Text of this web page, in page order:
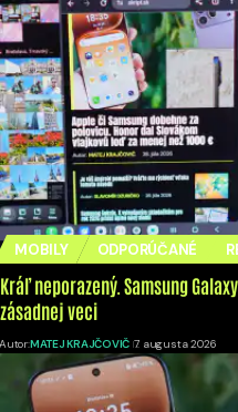
MOBILY ODPORÚČANÉ
Kráľ neporazený. Samsung
zásadnej veci
Autor:MATEJ KRAJČOVIČ 7. augusta 2026